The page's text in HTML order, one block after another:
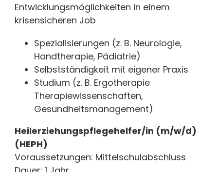
Entwicklungsmöglichkeiten in einem
krisensicheren Job
Spezialisierungen (z. B. Neurologie,
Handtherapie, Pädiatrie)
Selbstständigkeit mit eigener Praxis
Studium (z. B. Ergotherapie
Therapiewissenschaften,
Gesundheitsmanagement)
Heilerziehungspflegehelfer/in (m/w/d)
(HEPH)
Voraussetzungen: Mittelschulabschluss